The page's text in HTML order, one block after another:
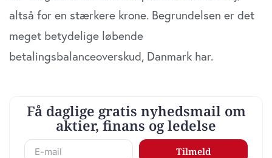
altså for en stærkere krone. Begrundelsen er det
meget betydelige løbende
betalingsbalanceoverskud, Danmark har.